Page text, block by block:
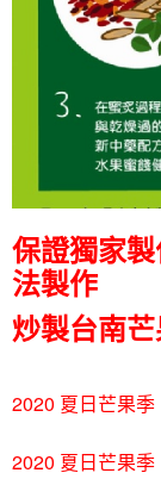
保證獨家
法製作
炒製台南
2020 夏日芒果
2020 夏日芒果